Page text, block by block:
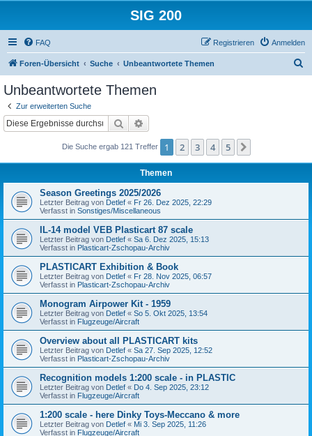
SIG 200
FAQ Anmelden
Registrieren
Foren-Übersicht Suche Unbeantwortete Themen
Unbeantwortete Themen
Zur erweiterten Suche
Suche
Die Suche ergab 121 Treffer 1 2 3 4 5
Themen
Season Greetings 2025/2026
Letzter Beitrag von Detlef « Fr 26. Dez 2025, 22:29
Verfasst in Sonstiges/Miscellaneous
IL-14 model VEB Plasticart 87 scale
Letzter Beitrag von Detlef « Sa 6. Dez 2025, 15:13
Verfasst in Plasticart-Zschopau-Archiv
PLASTICART Exhibition & Book
Letzter Beitrag von Detlef « Fr 28. Nov 2025, 06:57
Verfasst in Plasticart-Zschopau-Archiv
Monogram Airpower Kit - 1959
Letzter Beitrag von Detlef « So 5. Okt 2025, 13:54
Verfasst in Flugzeuge/Aircraft
Overview about all PLASTICART kits
Letzter Beitrag von Detlef « Sa 27. Sep 2025, 12:52
Verfasst in Plasticart-Zschopau-Archiv
Recognition models 1:200 scale - in PLASTIC
Letzter Beitrag von Detlef « Do 4. Sep 2025, 23:12
Verfasst in Flugzeuge/Aircraft
1:200 scale - here Dinky Toys-Meccano & more
Letzter Beitrag von Detlef « Mi 3. Sep 2025, 11:26
Verfasst in Flugzeuge/Aircraft